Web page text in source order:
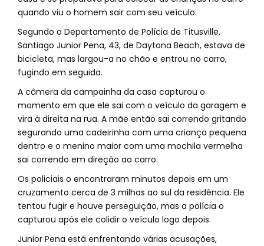
quando viu o homem sair com seu veículo.
Segundo o Departamento de Polícia de Titusville,
Santiago Junior Pena, 43, de Daytona Beach, estava de
bicicleta, mas largou-a no chão e entrou no carro,
fugindo em seguida.
A câmera da campainha da casa capturou o
momento em que ele sai com o veículo da garagem e
vira à direita na rua. A mãe então sai correndo gritando
segurando uma cadeirinha com uma criança pequena
dentro e o menino maior com uma mochila vermelha
sai correndo em direção ao carro.
Os policiais o encontraram minutos depois em um
cruzamento cerca de 3 milhas ao sul da residência. Ele
tentou fugir e houve perseguição, mas a polícia o
capturou após ele colidir o veículo logo depois.
Junior Pena está enfrentando várias acusações,